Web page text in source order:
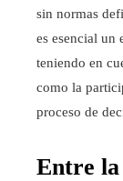
sin normas
es esencial un
teniendo en
como la
proceso de
Entre